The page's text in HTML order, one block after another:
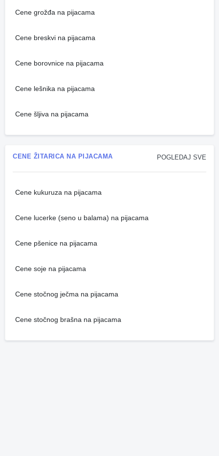
Cene grožđa na pijacama
Cene breskvi na pijacama
Cene borovnice na pijacama
Cene lešnika na pijacama
Cene šljiva na pijacama
POGLEDAJ SVE
CENE ŽITARICA NA PIJACAMA
Cene kukuruza na pijacama
Cene lucerke (seno u balama) na pijacama
Cene pšenice na pijacama
Cene soje na pijacama
Cene stočnog ječma na pijacama
Cene stočnog brašna na pijacama